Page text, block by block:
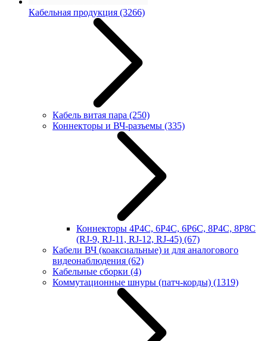
Кабельная продукция (3266)
Кабель витая пара (250)
Коннекторы и ВЧ-разъемы (335)
Коннекторы 4P4C, 6P4C, 6P6C, 8P4C, 8P8C
(RJ-9, RJ-11, RJ-12, RJ-45) (67)
Кабели ВЧ (коаксиальные) и для аналогового
видеонаблюдения (62)
Кабельные сборки (4)
Коммутационные шнуры (патч-корды) (1319)